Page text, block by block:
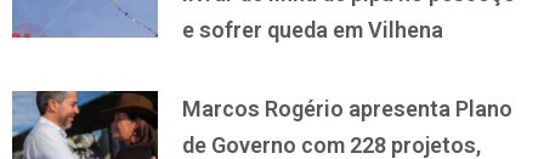
e sofrer queda em Vilhena
Marcos Rogério apresenta Plano
de Governo com 228 projetos,